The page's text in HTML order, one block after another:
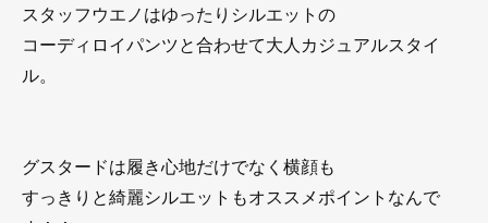
スタッフウエノはゆったりシルエットの
コーディロイパンツと合わせて大人カジュアルスタイ
ル。
グスタードは履き心地だけでなく横顔も
すっきりと綺麗シルエットもオススメポイントなんで